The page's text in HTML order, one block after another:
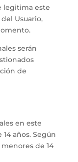
legitima este
Usuario,
serán
de
en este
años. Según
de 14